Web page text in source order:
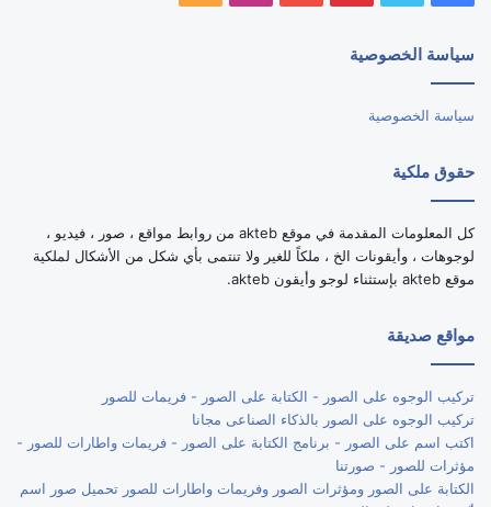
سياسة الخصوصية
سياسة الخصوصية
حقوق ملكية
كل المعلومات المقدمة في موقع akteb من روابط مواقع ، صور ، فيديو ،
لوجوهات ، وأيقونات الخ ، ملكاً للغير ولا تنتمى بأي شكل من الأشكال لملكية
موقع akteb بإستثناء لوجو وأيقون akteb.
مواقع صديقة
تركيب الوجوه على الصور - الكتابة على الصور - فريمات للصور
تركيب الوجوه على الصور بالذكاء الصناعى مجانا
اكتب اسم على الصور - برنامج الكتابة على الصور - فريمات واطارات للصور -
مؤثرات للصور - صورتنا
الكتابة على الصور ومؤثرات الصور وفريمات واطارات للصور تحميل صور اسم